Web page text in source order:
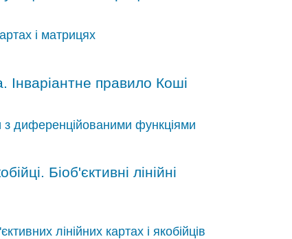
і матрицях
правило Коші
диференційованими функціями
Біоб'єктивні лінійні
лінійних картах і якобійців